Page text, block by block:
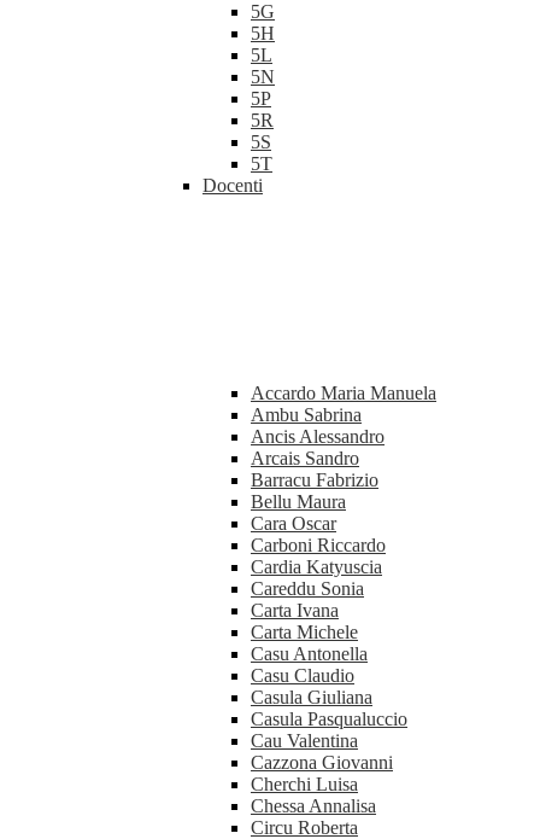
5G
5H
5L
5N
5P
5R
5S
5T
Docenti
Accardo Maria Manuela
Ambu Sabrina
Ancis Alessandro
Arcais Sandro
Barracu Fabrizio
Bellu Maura
Cara Oscar
Carboni Riccardo
Cardia Katyuscia
Careddu Sonia
Carta Ivana
Carta Michele
Casu Antonella
Casu Claudio
Casula Giuliana
Casula Pasqualuccio
Cau Valentina
Cazzona Giovanni
Cherchi Luisa
Chessa Annalisa
Circu Roberta